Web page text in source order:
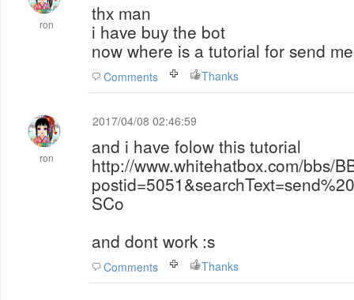
ron
thx man
i have buy the bot
now where is a tutorial for send
Comments Thanks
ron
2017/04/08 02:46:59
and i have folow this tutorial
http://www.whitehatbox.com/bbs/
SCo
and dont work :s
Comments Thanks